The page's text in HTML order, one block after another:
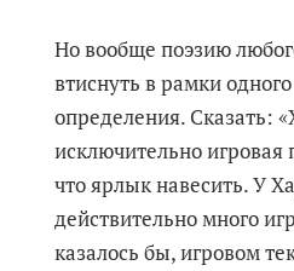
Но вообще поэзию
втиснуть в рамки
определения. Сказать:
исключительно игровая
что ярлык навесить. У
действительно много
казалось бы, игровом